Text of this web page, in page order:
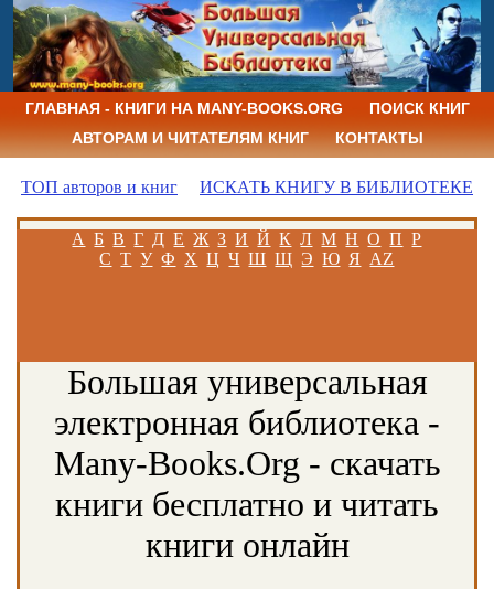
ГЛАВНАЯ - КНИГИ НА MANY-BOOKS.ORG
ПОИСК КНИГ
АВТОРАМ И ЧИТАТЕЛЯМ КНИГ
КОНТАКТЫ
ТОП авторов и книг ИСКАТЬ КНИГУ В БИБЛИОТЕКЕ
А Б В Г Д Е Ж З И Й К Л М Н О П Р
С Т У Ф Х Ц Ч Ш Щ Э Ю Я AZ
Большая универсальная
электронная библиотека -
Many-Books.Org - скачать
книги бесплатно и читать
книги онлайн